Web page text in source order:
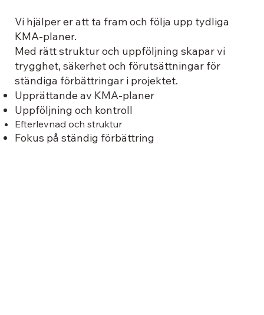
Vi hjälper er att ta fram och följa upp tydliga
KMA-planer.
Med rätt struktur och uppföljning skapar vi
trygghet, säkerhet och förutsättningar för
ständiga förbättringar i projektet.
Upprättande av KMA-planer
Uppföljning och kontroll
Efterlevnad och struktur
Fokus på ständig förbättring